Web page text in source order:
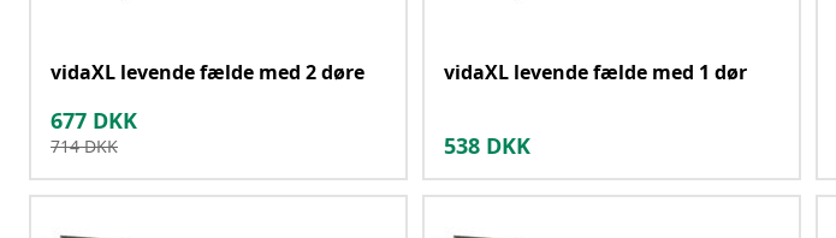
vidaXL levende fælde med 2 døre
677 DKK
714 DKK
vidaXL levende fælde med 1 dør
538 DKK